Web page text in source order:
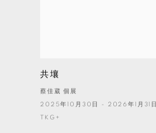
共壤
蔡佳葳 個展
2025年10月30日 - 2026年1月31日
TKG+